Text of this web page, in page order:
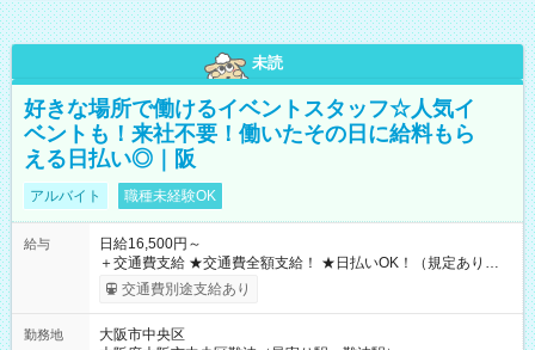
未読
好きな場所で働けるイベントスタッフ☆人気イ
ベントも！来社不要！働いたその日に給料もら
える日払い◎｜阪
アルバイト 職種未経験OK
給与
日給16,500円～
＋交通費支給 ★交通費全額支給！ ★日払いOK！（規定あり） ┗
働いたその日に現金GET♪ お仕事後はコンビニATMから 日払
交通費別途支給あり
勤務地
大阪市中央区